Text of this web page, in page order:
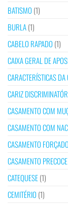
BATISMO (1)
BURLA(1)
CABELO RAPADO (1)
CAIXA GERAL DE
CARACTERÍSTICAS
CARIZ
CASAMENTO COM
CASAMENTO COM
CASAMENTO FORÇADO
CASAMENTO PRECOCE
CATEQUESE(1)
CEMITÉRIO (1)